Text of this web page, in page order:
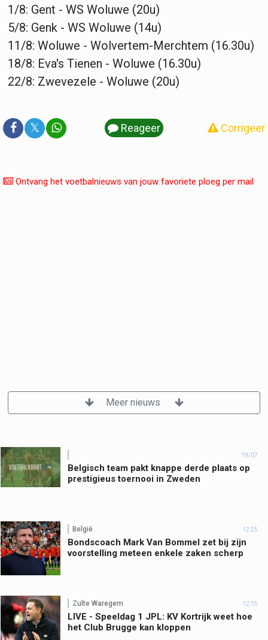
1/8: Gent - WS Woluwe (20u)
5/8: Genk - WS Woluwe (14u)
11/8: Woluwe - Wolvertem-Merchtem (16.30u)
18/8: Eva's Tienen - Woluwe (16.30u)
22/8: Zwevezele - Woluwe (20u)
𝕏 Reageer Corrigeer
Ontvang het voetbalnieuws van jouw favoriete ploeg per mail
Meer nieuws
19/07
Belgisch team pakt knappe derde plaats op
prestigieus toernooi in Zweden
België 12:25
Bondscoach Mark Van Bommel zet bij zijn
voorstelling meteen enkele zaken scherp
Zulte Waregem 12:15
LIVE - Speeldag 1 JPL: KV Kortrijk weet hoe
het Club Brugge kan kloppen